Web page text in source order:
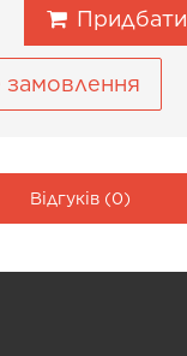
Придбати
Відгуків (0)